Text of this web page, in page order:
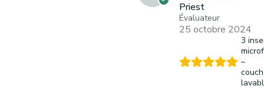
Priest
Évaluateur
25 octobre 2024
3
–